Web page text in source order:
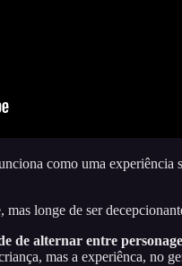
como uma experiência
longe de ser
de alternar entre
mas a experiênca, no